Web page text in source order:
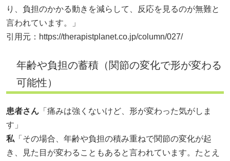
り、負担のかかる動きを減らして、反応を見るのが無難と
言われています。」
引用元： https://therapistplanet.co.jp/column/027/
年齢や負担の蓄積（関節の変化で形が変わる
可能性）
患者さん 「痛みは強くないけど、形が変わった気がしま
す」
私 「その場合、年齢や負担の積み重ねで関節の変化が起
き、見た目が変わることもあると言われています。たとえ